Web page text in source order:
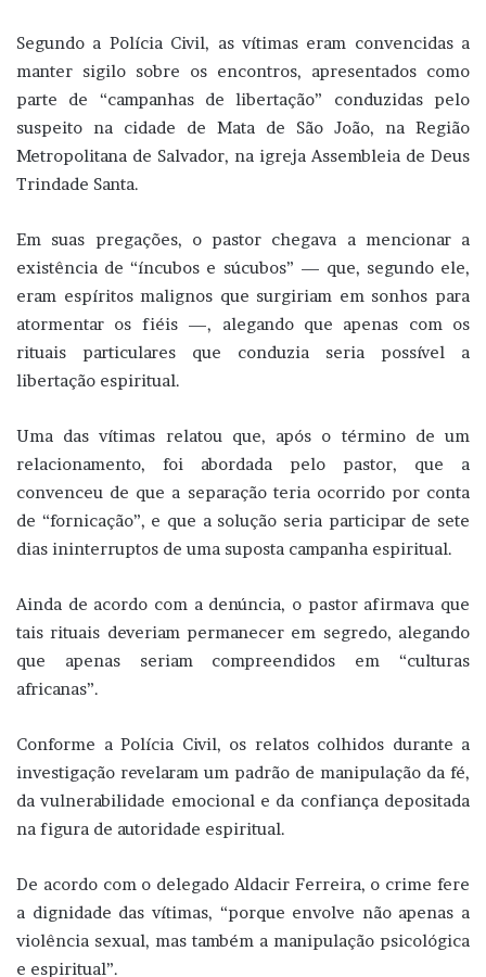
Segundo a Polícia Civil, as vítimas eram convencidas a
manter sigilo sobre os encontros, apresentados como
parte de “campanhas de libertação” conduzidas pelo
suspeito na cidade de Mata de São João, na Região
Metropolitana de Salvador, na igreja Assembleia de Deus
Trindade Santa.
Em suas pregações, o pastor chegava a mencionar a
existência de “íncubos e súcubos” — que, segundo ele,
eram espíritos malignos que surgiriam em sonhos para
atormentar os fiéis —, alegando que apenas com os
rituais particulares que conduzia seria possível a
libertação espiritual.
Uma das vítimas relatou que, após o término de um
relacionamento, foi abordada pelo pastor, que a
convenceu de que a separação teria ocorrido por conta
de “fornicação”, e que a solução seria participar de sete
dias ininterruptos de uma suposta campanha espiritual.
Ainda de acordo com a denúncia, o pastor afirmava que
tais rituais deveriam permanecer em segredo, alegando
que apenas seriam compreendidos em “culturas
africanas”.
Conforme a Polícia Civil, os relatos colhidos durante a
investigação revelaram um padrão de manipulação da fé,
da vulnerabilidade emocional e da confiança depositada
na figura de autoridade espiritual.
De acordo com o delegado Aldacir Ferreira, o crime fere
a dignidade das vítimas, “porque envolve não apenas a
violência sexual, mas também a manipulação psicológica
e espiritual”.